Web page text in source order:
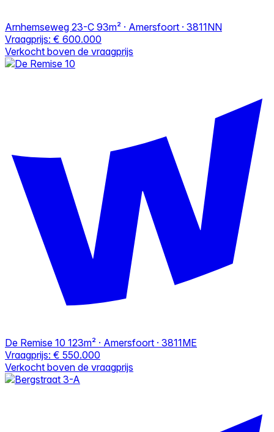
Arnhemseweg 23-C 93m² · Amersfoort · 3811NN
Vraagprijs: € 600.000
Verkocht boven de vraagprijs
De Remise 10 123m² · Amersfoort · 3811ME
Vraagprijs: € 550.000
Verkocht boven de vraagprijs